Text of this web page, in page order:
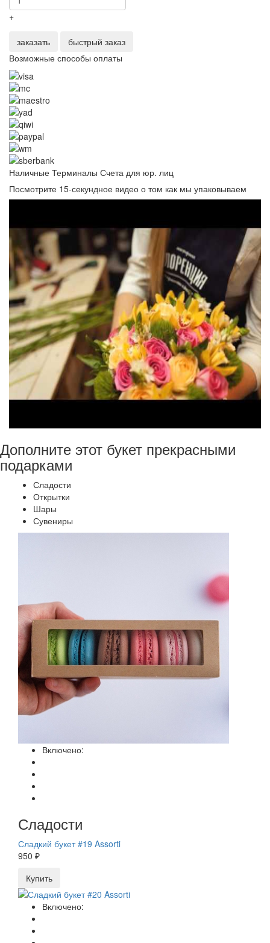
+
заказать
быстрый заказ
Возможные способы оплаты
Наличные Терминалы Счета для юр. лиц
Посмотрите 15-секундное видео о том как мы упаковываем
Дополните этот букет прекрасными
подарками
Сладости
Открытки
Шары
Сувениры
Включено:
Сладости
Сладкий букет #19 Assorti
950 ₽
Купить
Включено: